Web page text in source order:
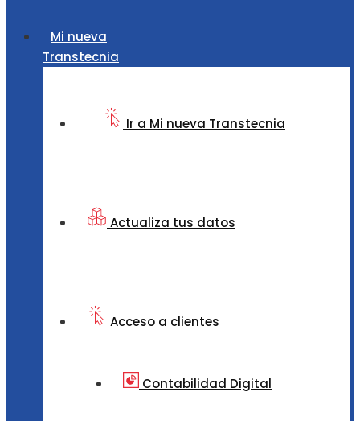
Mi nueva
Transtecnia
Ir a Mi nueva Transtecnia
Actualiza tus datos
Acceso a clientes
Contabilidad Digital